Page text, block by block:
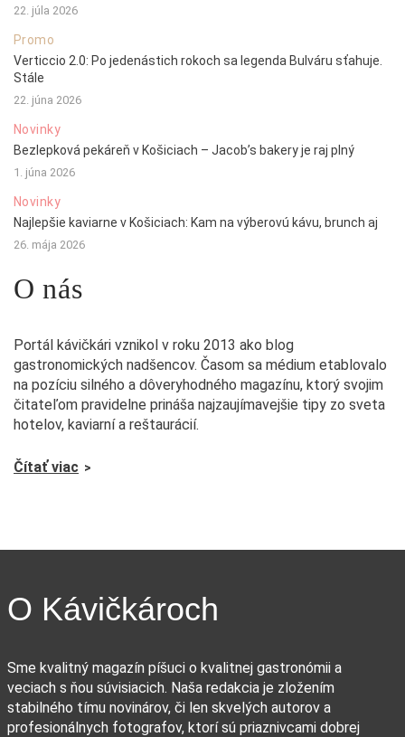
22. júla 2026
Promo
Verticcio 2.0: Po jedenástich rokoch sa legenda Bulváru sťahuje.
Stále
22. júna 2026
Novinky
Bezlepková pekáreň v Košiciach – Jacob’s bakery je raj plný
1. júna 2026
Novinky
Najlepšie kaviarne v Košiciach: Kam na výberovú kávu, brunch aj
26. mája 2026
O nás
Portál kávičkári vznikol v roku 2013 ako blog
gastronomických nadšencov. Časom sa médium etablovalo
na pozíciu silného a dôveryhodného magazínu, ktorý svojim
čitateľom pravidelne prináša najzaujímavejšie tipy zo sveta
hotelov, kaviarní a reštaurácií.
Čítať viac
O Kávičkároch
Sme kvalitný magazín píšuci o kvalitnej gastronómii a
veciach s ňou súvisiacich. Naša redakcia je zložením
stabilného tímu novinárov, či len skvelých autorov a
profesionálnych fotografov, ktorí sú priaznivcami dobrej